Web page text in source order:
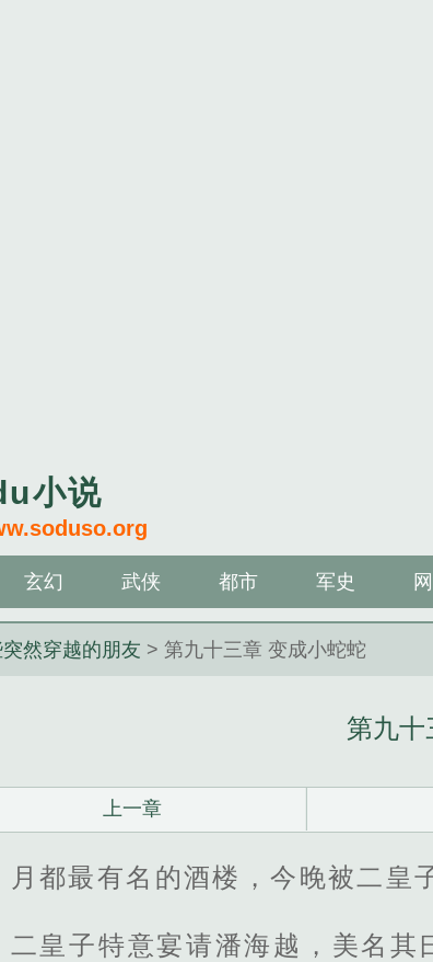
小说
玄幻 武侠 都市 军史
然穿越的朋友 > 第九十三章 变成小蛇蛇
第九十
上一章
月都最有名的酒楼，今晚被二皇
二皇子特意宴请潘海越，美名